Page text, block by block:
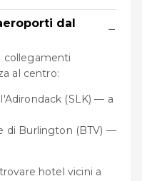
dal
−
collegamenti
al centro:
(SLK) — a
di Burlington (BTV) —
hotel vicini a